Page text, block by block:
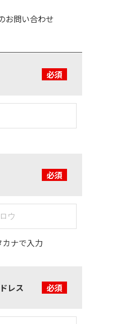
お問い合わせ
必須
必須
ナで入力
レス 必須